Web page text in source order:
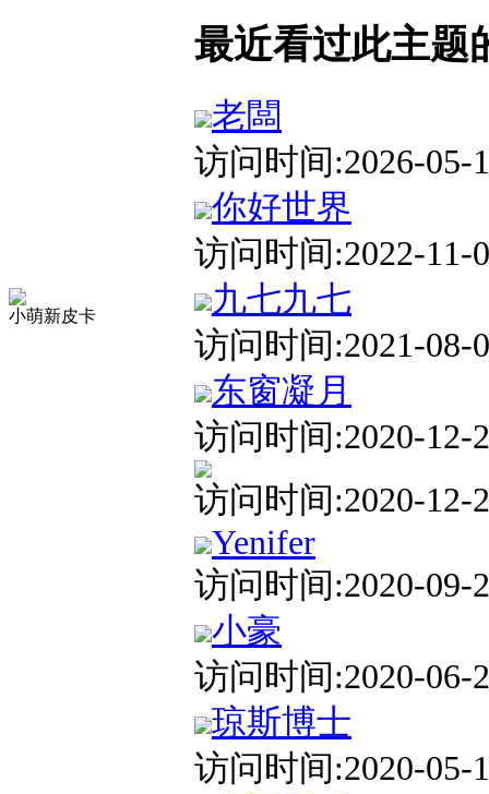
小萌新皮卡
最近看过此主题
老闆
访问时间:2026-05-
你好世界
访问时间:2022-11-
九七九七
访问时间:2021-08-
东窗凝月
访问时间:2020-12-
访问时间:2020-12-
Yenifer
访问时间:2020-09-
小豪
访问时间:2020-06-
琼斯博士
访问时间:2020-05-